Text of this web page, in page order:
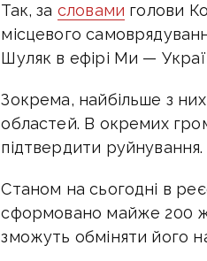
Так, за словами голови
місцевого
Шуляк в ефірі Ми —
Зокрема, найбільше з них
областей. В окремих
підтвердити руйнування.
Станом на сьогодні в
сформовано майже 200
зможуть обміняти його